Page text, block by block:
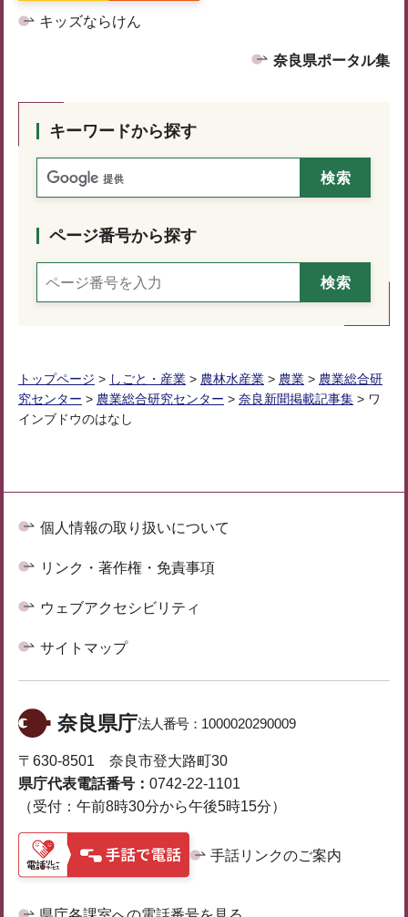
キッズならけん
奈良県ポータル集
キーワードから探す
ページ番号から探す
トップページ > しごと・産業 > 農林水産業 > 農業 > 農業総合研
究センター > 農業総合研究センター > 奈良新聞掲載記事集 > ワ
インブドウのはなし
個人情報の取り扱いについて
リンク・著作権・免責事項
ウェブアクセシビリティ
サイトマップ
奈良県庁法人番号： 1000020290009
〒630-8501 奈良市登大路町30
県庁代表電話番号： 0742-22-1101
（受付：午前8時30分から午後5時15分）
手話リンクのご案内